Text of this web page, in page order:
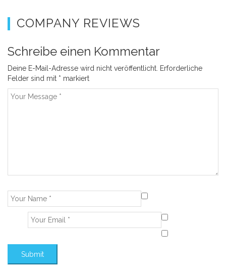
COMPANY REVIEWS
Schreibe einen Kommentar
Deine E-Mail-Adresse wird nicht veröffentlicht. Erforderliche
Felder sind mit * markiert